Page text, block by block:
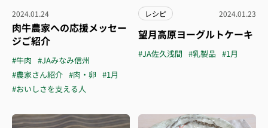
2024.01.24
肉牛農家への応援メッセー
ジご紹介
#牛肉 #JAみなみ信州
#農家さん紹介 #肉・卵 #1月
#おいしさを支える人
レシピ 2024.01.23
望月高原ヨーグルトケーキ
#JA佐久浅間 #乳製品 #1月